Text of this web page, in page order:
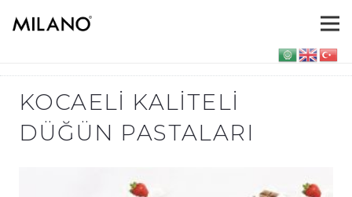
KOCAELI KALITELI
DÜĞÜN PASTALARI